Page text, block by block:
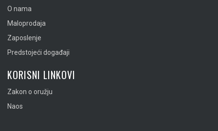
O nama
Maloprodaja
Zaposlenje
Predstojeći događaji
KORISNI LINKOVI
Zakon o oružju
Naos